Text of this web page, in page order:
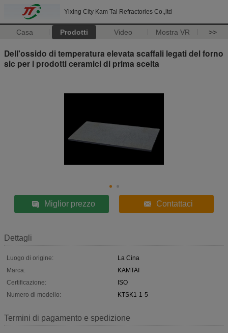
Yixing City Kam Tai Refractories Co.,ltd
Casa Prodotti Video Mostra VR >>
Dell'ossido di temperatura elevata scaffali legati del forno
sic per i prodotti ceramici di prima scelta
Miglior prezzo Contattaci
Dettagli
Luogo di origine:
La Cina
Marca:
KAMTAI
Certificazione:
ISO
Numero di modello:
KTSK1-1-5
Termini di pagamento e spedizione